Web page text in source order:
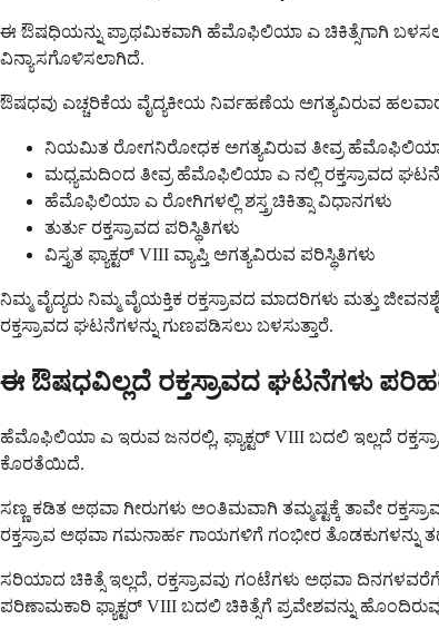
ಈ ಔಷಧಿಯನ್ನು ಪ್ರಾಥಮಿಕವಾಗಿ ಹೆಮೊಫಿಲಿಯಾ ಎ ಚಿಕಿತ್ಸೆಗಾಗಿ
ವಿನ್ಯಾಸಗೊಳಿಸಲಾಗಿದೆ.
ಔಷಧವು ಎಚ್ಚರಿಕೆಯ ವೈದ್ಯಕೀಯ ನಿರ್ವಹಣೆಯ ಅಗತ್ಯವಿರುವ ಹಲವಾರು
ನಿಯಮಿತ ರೋಗನಿರೋಧಕ ಅಗತ್ಯವಿರುವ ತೀವ್ರ
ಮಧ್ಯಮದಿಂದ ತೀವ್ರ ಹೆಮೊಫಿಲಿಯಾ ಎ ನಲ್ಲಿ ರಕ್ತಸ್ರಾವದ
ಹೆಮೊಫಿಲಿಯಾ ಎ ರೋಗಿಗಳಲ್ಲಿ ಶಸ್ತ್ರಚಿಕಿತ್ಸಾ ವಿಧಾನಗಳು
ತುರ್ತು ರಕ್ತಸ್ರಾವದ ಪರಿಸ್ಥಿತಿಗಳು
ವಿಸ್ತೃತ ಫ್ಯಾಕ್ಟರ್ VIII ವ್ಯಾಪ್ತಿ ಅಗತ್ಯವಿರುವ ಪರಿಸ್ಥಿತಿಗಳು
ನಿಮ್ಮ ವೈದ್ಯರು ನಿಮ್ಮ ವೈಯಕ್ತಿಕ ರಕ್ತಸ್ರಾವದ ಮಾದರಿಗಳು ಮತ್ತು
ರಕ್ತಸ್ರಾವದ ಘಟನೆಗಳನ್ನು ಗುಣಪಡಿಸಲು ಬಳಸುತ್ತಾರೆ.
ಈ ಔಷಧವಿಲ್ಲದೆ ರಕ್ತಸ್ರಾವದ ಘಟನೆಗಳು
ಹೆಮೊಫಿಲಿಯಾ ಎ ಇರುವ ಜನರಲ್ಲಿ, ಫ್ಯಾಕ್ಟರ್ VIII ಬದಲಿ ಇಲ್ಲದೆ
ಕೊರತೆಯಿದೆ.
ಸಣ್ಣ ಕಡಿತ ಅಥವಾ ಗೀರುಗಳು ಅಂತಿಮವಾಗಿ ತಮ್ಮಷ್ಟಕ್ಕೆ ತಾವೇ
ರಕ್ತಸ್ರಾವ ಅಥವಾ ಗಮನಾರ್ಹ ಗಾಯಗಳಿಗೆ ಗಂಭೀರ ತೊಡಕುಗಳನ್ನು
ಸರಿಯಾದ ಚಿಕಿತ್ಸೆ ಇಲ್ಲದೆ, ರಕ್ತಸ್ರಾವವು ಗಂಟೆಗಳು ಅಥವಾ
ಪರಿಣಾಮಕಾರಿ ಫ್ಯಾಕ್ಟರ್ VIII ಬದಲಿ ಚಿಕಿತ್ಸೆಗೆ ಪ್ರವೇಶವನ್ನು